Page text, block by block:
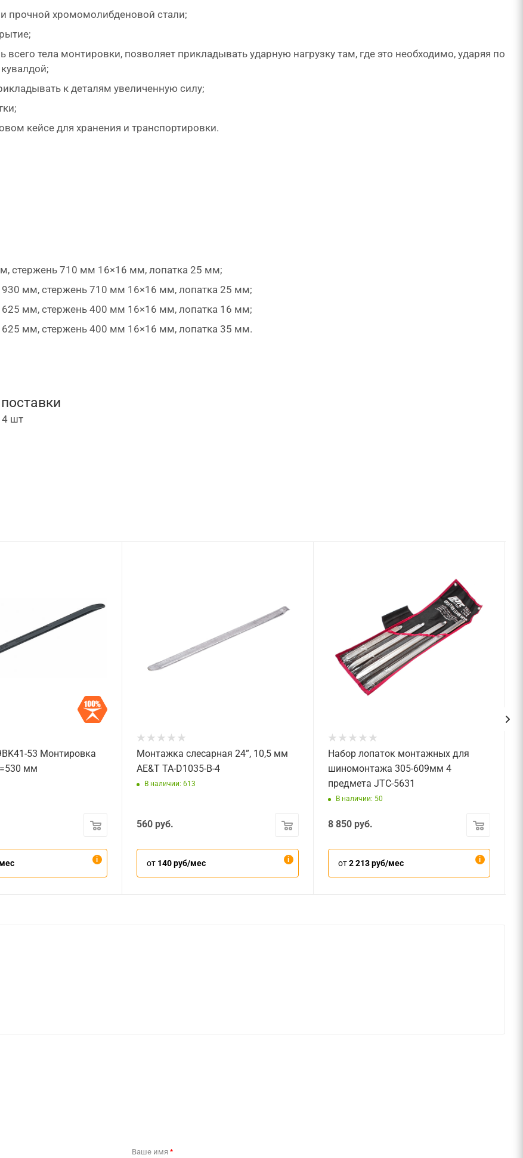
прочной хромомолибденовой стали;
к деталям увеличенную силу;
кейсе для хранения и транспортировки.
стержень 710 мм 16×16 мм, лопатка 25 мм;
930 мм, стержень 710 мм 16×16 мм, лопатка 25 мм;
625 мм, стержень 400 мм 16×16 мм, лопатка 16 мм;
625 мм, стержень 400 мм 16×16 мм, лопатка 35 мм.
4 шт
53 Монтировка
мм
Монтажка слесарная 24”, 10,5 мм
AE&T TA-D1035-B-4
В наличии: 613
560 руб.
от 140 руб/мес
Набор лопаток монтажных для
шиномонтажа 305-609мм 4
предмета JTC-5631
В наличии: 50
8 850 руб.
от2 213 руб/мес
Ваше имя *